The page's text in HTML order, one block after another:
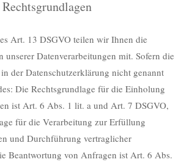
Art. 13 DSGVO teilen wir Ihnen die
unserer Datenverarbeitungen mit. Sofern die
der Datenschutzerklärung nicht genannt
Die Rechtsgrundlage für die Einholung
ist Art. 6 Abs. 1 lit. a und Art. 7 DSGVO,
für die Verarbeitung zur Erfüllung
und Durchführung vertraglicher
Beantwortung von Anfragen ist Art. 6 Abs.